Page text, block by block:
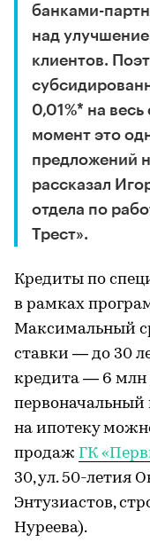
банками-
над
клиентов.
0,01%* на
момент это
предложений
рассказал
отдела по
Трест».
Кредиты по
в рамках
Максимальный
ставки — до 30
кредита — 6
первоначальный
на ипотеку
продаж ГК
30, ул. 50-летия
Энтузиастов,
Нуреева).